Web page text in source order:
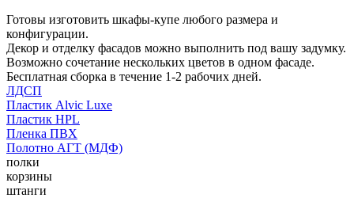
Готовы изготовить шкафы-купе любого размера и
конфигурации.
Декор и отделку фасадов можно выполнить под вашу задумку.
Возможно сочетание нескольких цветов в одном фасаде.
Бесплатная сборка в течение 1-2 рабочих дней.
ЛДСП
Пластик Alvic Luxe
Пластик HPL
Пленка ПВХ
Полотно АГТ (МДФ)
полки
корзины
штанги